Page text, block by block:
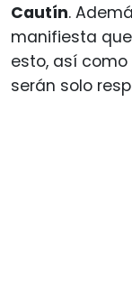
Cautín.
manifiesta
esto, así
serán solo